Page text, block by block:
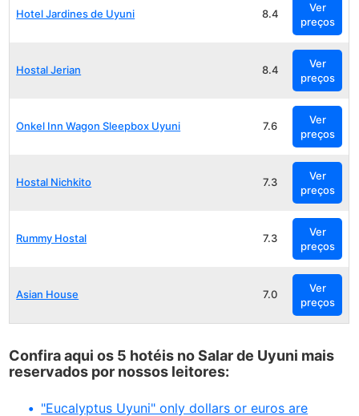
Hotel Jardines de Uyuni 8.4
Ver
preços
Hostal Jerian 8.4
Ver
preços
Onkel Inn Wagon Sleepbox Uyuni 7.6
Ver
preços
Hostal Nichkito 7.3
Ver
preços
Rummy Hostal 7.3
Ver
preços
Asian House 7.0
Ver
preços
Confira aqui os 5 hotéis no Salar de Uyuni mais
reservados por nossos leitores:
"Eucalyptus Uyuni" only dollars or euros are